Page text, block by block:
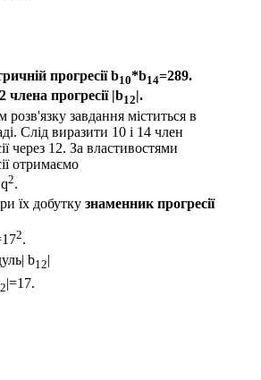
прогресіїb10*b14=289.
прогресії |b12|.
розв'язку завдання міститься в
Слід виразити 10 і 14 член
через 12. За властивостями
отримаємо
2.
їх добутку знаменник прогресії
2.
| b12|
|=17.